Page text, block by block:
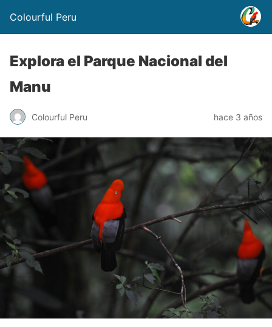
Colourful Peru
Explora el Parque Nacional del
Manu
Colourful Peru hace 3 años